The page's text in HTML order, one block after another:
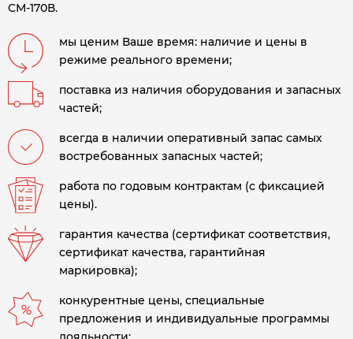
СМ-170В.
мы ценим Ваше время: наличие и цены в
режиме реального времени;
поставка из наличия оборудования и запасных
частей;
всегда в наличии оперативный запас самых
востребованных запасных частей;
работа по годовым контрактам (с фиксацией
цены).
гарантия качества (сертификат соответствия,
сертификат качества, гарантийная
маркировка);
конкурентные цены, специальные
предложения и индивидуальные программы